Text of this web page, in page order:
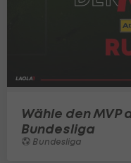
Wähle den MVP
Bundesliga
Bundesliga